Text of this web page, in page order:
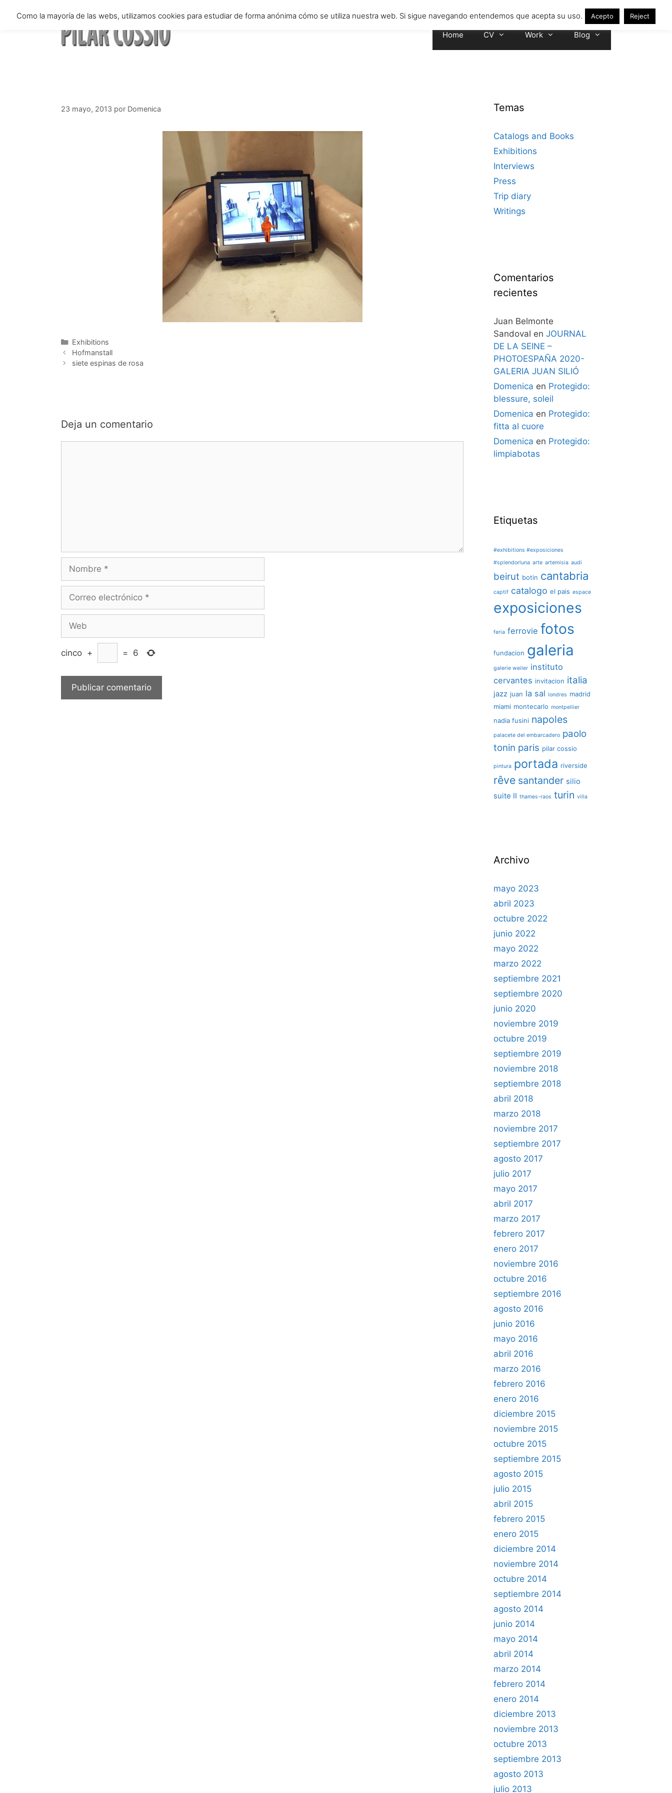
Home CV Work Blog
23 mayo, 2013 por Domenica
Categorías
Exhibitions
Hofmanstall
siete espinas de rosa
Deja un comentario
Nombre
Correo
Web
cinco + = 6
Temas
Catalogs and Books
Exhibitions
Interviews
Press
Trip diary
Writings
Comentarios
recientes
Juan Belmonte
Sandoval en JOURNAL
DE LA SEINE –
PHOTOESPAÑA 2020-
GALERIA JUAN SILIÓ
Domenica en Protegido:
blessure, soleil
Domenica en Protegido:
fitta al cuore
Domenica en Protegido:
limpiabotas
Etiquetas
#exhibitions #exposiciones
#splendorluna arte artemisia audi
beirut botin cantabria
captif catalogo el pais espace
exposiciones
feria ferrovie fotos
fundacion galeria
galerie weiler instituto
cervantes invitacion italia
jazz juan la sal londres madrid
miami montecarlo montpellier
nadia fusini napoles
palacete del embarcadero paolo
tonin paris pilar cossio
pintura portada riverside
rêve santander silio
suite II thames-raos turin villa
Archivo
mayo 2023
abril 2023
octubre 2022
junio 2022
mayo 2022
marzo 2022
septiembre 2021
septiembre 2020
junio 2020
noviembre 2019
octubre 2019
septiembre 2019
noviembre 2018
septiembre 2018
abril 2018
marzo 2018
noviembre 2017
septiembre 2017
agosto 2017
julio 2017
mayo 2017
abril 2017
marzo 2017
febrero 2017
enero 2017
noviembre 2016
octubre 2016
septiembre 2016
agosto 2016
junio 2016
mayo 2016
abril 2016
marzo 2016
febrero 2016
enero 2016
diciembre 2015
noviembre 2015
octubre 2015
septiembre 2015
agosto 2015
julio 2015
abril 2015
febrero 2015
enero 2015
diciembre 2014
noviembre 2014
octubre 2014
septiembre 2014
agosto 2014
junio 2014
mayo 2014
abril 2014
marzo 2014
febrero 2014
enero 2014
diciembre 2013
noviembre 2013
octubre 2013
septiembre 2013
agosto 2013
julio 2013
Como la mayoría de las webs, utilizamos cookies para estudiar de forma anónima cómo se utiliza nuestra web. Si sigue navegando entendemos que acepta su uso. Acepto Reject